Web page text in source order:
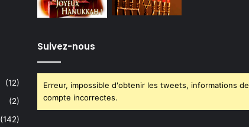
(12)
(2)
(142)
Suivez-nous
Erreur, impossible d'obtenir les tweets, informations de
compte incorrectes.